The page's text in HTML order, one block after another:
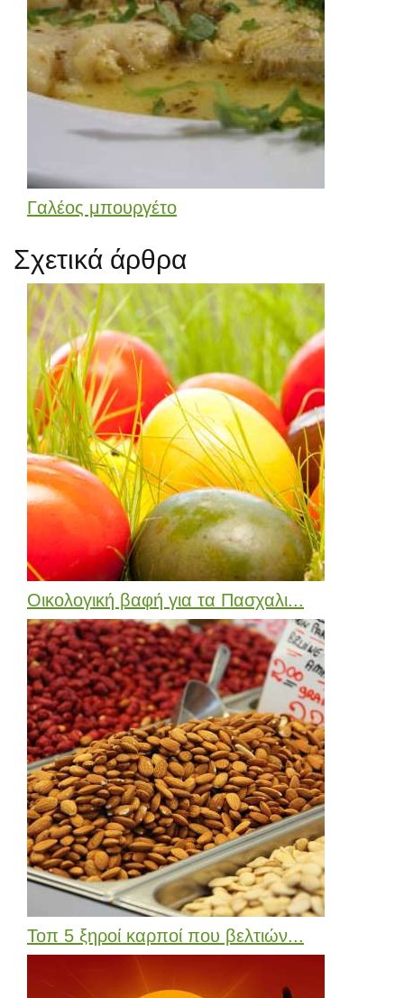
Γαλέος μπουργέτο
Σχετικά άρθρα
Οικολογική βαφή για τα Πασχαλι...
Τοπ 5 ξηροί καρποί που βελτιών...